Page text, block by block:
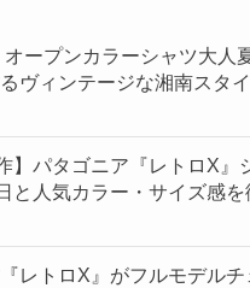
オープンカラーシャツ大人
ヴィンテージな湘南スタ
】パタゴニア『レトロX』
と人気カラー・サイズ感を
レトロX』がフルモデルチ